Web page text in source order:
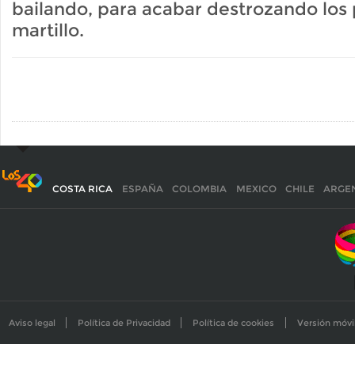
bailando, para acabar destrozando los
martillo.
COSTA RICA ESPAÑA COLOMBIA MEXICO CHILE
Aviso legal Política de Privacidad Política de cookies Versión